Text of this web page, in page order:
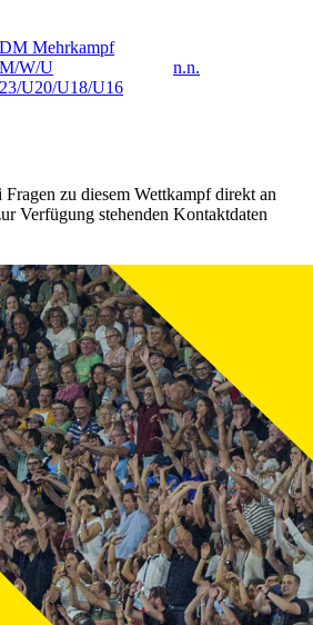
DM Mehrkampf
M/W/U
23/U20/U18/U16
n.n.
zu diesem Wettkampf direkt an
Verfügung stehenden Kontaktdaten